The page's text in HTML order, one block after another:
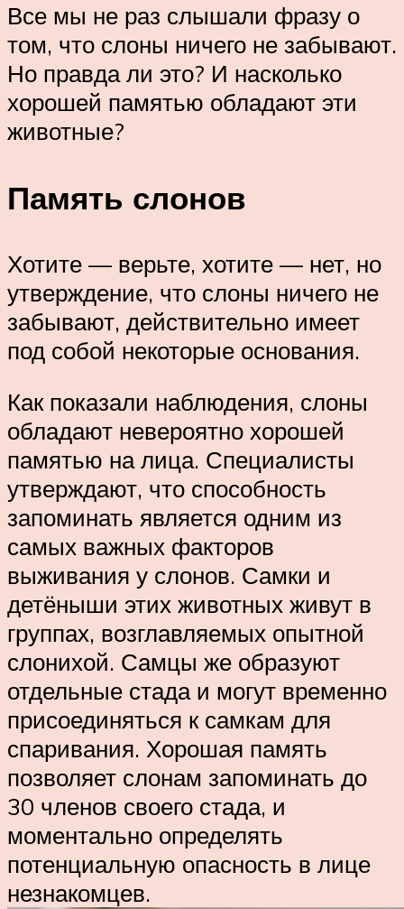
Все мы не раз слышали фразу о
том, что слоны ничего не забывают.
Но правда ли это? И насколько
хорошей памятью обладают эти
животные?
Память слонов
Хотите — верьте, хотите — нет, но
утверждение, что слоны ничего не
забывают, действительно имеет
под собой некоторые основания.
Как показали наблюдения, слоны
обладают невероятно хорошей
памятью на лица. Специалисты
утверждают, что способность
запоминать является одним из
самых важных факторов
выживания у слонов. Самки и
детёныши этих животных живут в
группах, возглавляемых опытной
слонихой. Самцы же образуют
отдельные стада и могут временно
присоединяться к самкам для
спаривания. Хорошая память
позволяет слонам запоминать до
30 членов своего стада, и
моментально определять
потенциальную опасность в лице
незнакомцев.